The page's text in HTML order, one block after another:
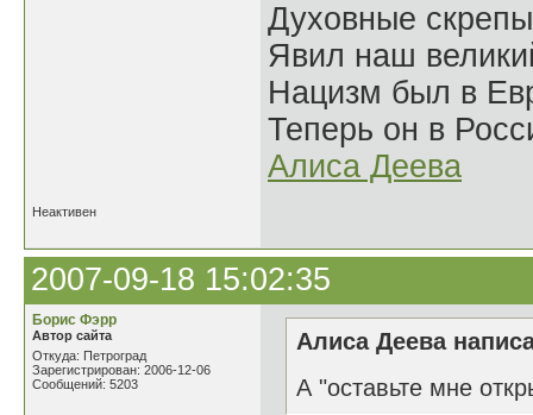
Духовные
Явил наш
Нацизм был в
Теперь он в
Алиса Деева
Неактивен
2007-09-18 15:02:35
Борис Фэрр
Автор сайта
Откуда: Петроград
Зарегистрирован: 2006-12-06
Сообщений: 5203
Алиса Деева
А "оставьте мне